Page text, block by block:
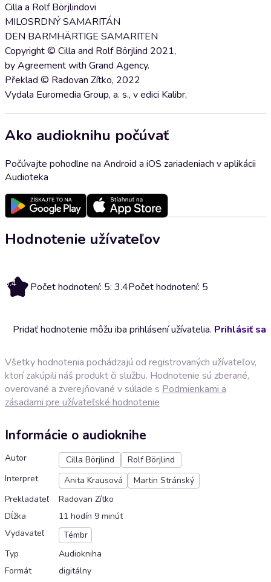
Cilla a Rolf Börjlindovi
MILOSRDNÝ SAMARITÁN
DEN BARMHÄRTIGE SAMARITEN
Copyright © Cilla and Rolf Börjlind 2021,
by Agreement with Grand Agency.
Překlad © Radovan Zítko, 2022
Vydala Euromedia Group, a. s., v edici Kalibr,
Ako audioknihu počúvať
Počúvajte pohodlne na Android a iOS zariadeniach v aplikácii
Audioteka
Hodnotenie užívateľov
3.4 Počet hodnotení: 5: 3.4Počet hodnotení: 5
Pridať hodnotenie môžu iba prihlásení užívatelia. Prihlásiť sa
Všetky hodnotenia pochádzajú od registrovaných užívateľov,
ktorí zakúpili náš produkt či službu. Hodnotenie sú zberané,
overované a zverejňované v súlade s Podmienkami a
zásadami pre užívateľské hodnotenie
Informácie o audioknihe
Autor Cilla Börjlind
Rolf Börjlind
Interpret
Anita Krausová
Martin Stránský
Prekladateľ
Radovan Zítko
Dĺžka
11 hodín 9 minút
Vydavateľ
Témbr
Typ
Audiokniha
Formát
digitálny